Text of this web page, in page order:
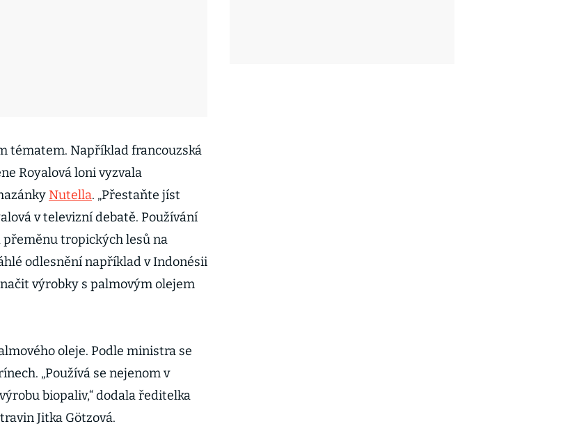
tématem. Například francouzská
Royalová loni vyzvala
Nutella. „Přestaňte jíst
v televizní debatě. Používání
tropických lesů na
odlesnění například v Indonésii
výrobky s palmovým olejem
oleje. Podle ministra se
„Používá se nejenom v
biopaliv,“ dodala ředitelka
Jitka Götzová.